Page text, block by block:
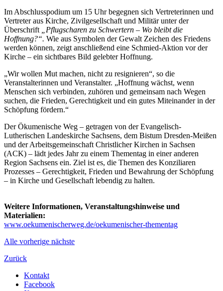
Im Abschlusspodium um 15 Uhr begegnen sich Vertreterinnen und
Vertreter aus Kirche, Zivilgesellschaft und Militär unter der
Überschrift
„Pflugscharen zu Schwertern – Wo bleibt die
Hoffnung?“. Wie aus Symbolen der Gewalt Zeichen des Friedens
werden können, zeigt anschließend eine Schmied-Aktion vor der
Kirche – ein sichtbares Bild gelebter Hoffnung.
„Wir wollen Mut machen, nicht zu resignieren“, so die
Veranstalterinnen und Veranstalter. „Hoffnung wächst, wenn
Menschen sich verbinden, zuhören und gemeinsam nach Wegen
suchen, die Frieden, Gerechtigkeit und ein gutes Miteinander in der
Schöpfung fördern.“
Der Ökumenische Weg – getragen von der Evangelisch-
Lutherischen Landeskirche Sachsens, dem Bistum Dresden-Meißen
und der Arbeitsgemeinschaft Christlicher Kirchen in Sachsen
(ACK) – lädt jedes Jahr zu einem Thementag in einer anderen
Region Sachsens ein. Ziel ist es, die Themen des Konziliaren
Prozesses – Gerechtigkeit, Frieden und Bewahrung der Schöpfung
– in Kirche und Gesellschaft lebendig zu halten.
Weitere Informationen, Veranstaltungshinweise und
Materialien:
www.oekumenischerweg.de/oekumenischer-thementag
Alle vorherige nächste
Zurück
Kontakt
Facebook